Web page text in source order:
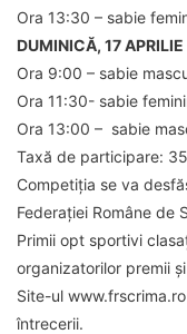
Ora 13:30 – sabie
DUMINICĂ, 17 APRILIE
Ora 9:00 – sabie
Ora 11:30- sabie
Ora 13:00 – sabie
Taxă de participare:
Competiția se va
Federației Române de
Primii opt sportivi
organizatorilor premii
Site-ul
întrecerii.